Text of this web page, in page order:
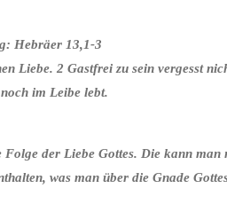
Hebräer 13,1-3
Liebe. 2 Gastfrei zu sein vergesst
im Leibe lebt.
Folge der Liebe Gottes. Die kann
was man über die Gnade